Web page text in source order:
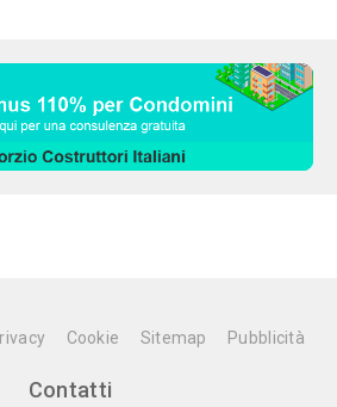
Cookie Sitemap Pubblicità
Contatti